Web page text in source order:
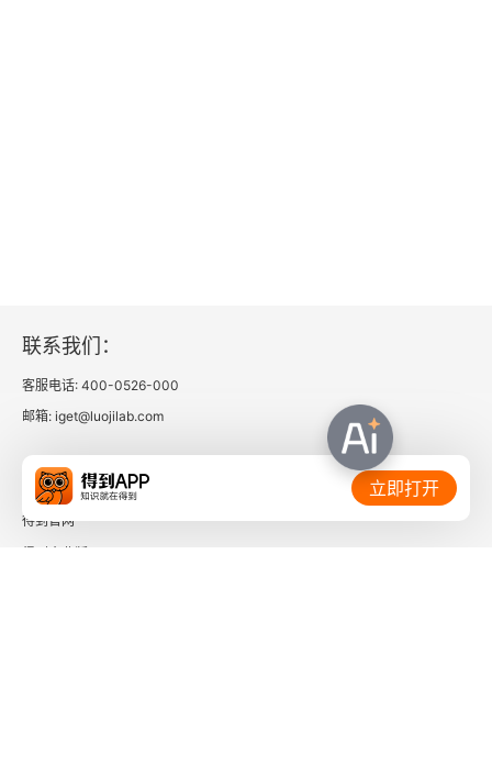
联系我们：
客服电话: 400-0526-000
邮箱: iget@luojilab.com
相关链接：
得到官网
立即打开